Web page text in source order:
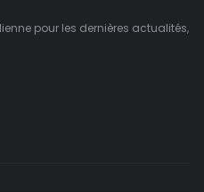
pour les dernières actualités,